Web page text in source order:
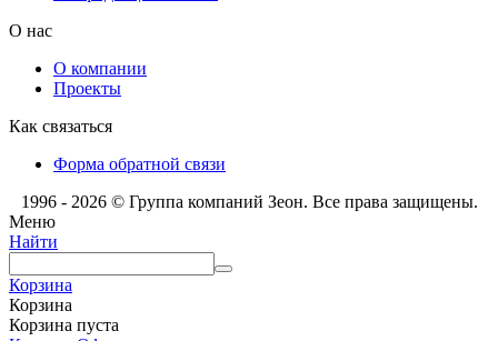
О нас
О компании
Проекты
Как связаться
Форма обратной связи
1996 - 2026 © Группа компаний Зеон. Все права защищены.
Меню
Найти
Корзина
Корзина
Корзина пуста